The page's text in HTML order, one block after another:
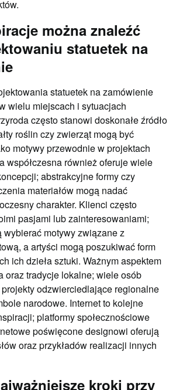
można znaleźć
statuetek na
statuetek na zamówienie
wielu miejscach i sytuacjach
często stanowi doskonałe źródło
roślin czy zwierząt mogą być
motywy przewodnie w projektach
współczesna również oferuje wiele
abstrakcyjne formy czy
materiałów mogą nadać
charakter. Klienci często
pasjami lub zainteresowaniami;
wybierać motywy związane z
a artyści mogą poszukiwać form
ich dzieła sztuki. Ważnym aspektem
oraz tradycje lokalne; wiele osób
odzwierciedlające regionalne
narodowe. Internet to kolejne
platformy społecznościowe
poświęcone designowi oferują
oraz przykładów realizacji innych
kroki przy